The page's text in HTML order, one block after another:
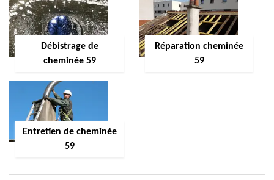
Débistrage de
cheminée 59
Réparation cheminée
59
Entretien de cheminée
59